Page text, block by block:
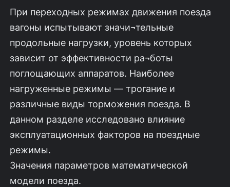
При переходных режимах движения поезда
вагоны испытывают значи¬тельные
продольные нагрузки, уровень которых
зависит от эффективности ра¬боты
поглощающих аппаратов. Наиболее
нагруженные режимы — трогание и
различные виды торможения поезда. В
данном разделе исследовано влияние
эксплуатационных факторов на поездные
режимы.
Значения параметров математической
модели поезда.